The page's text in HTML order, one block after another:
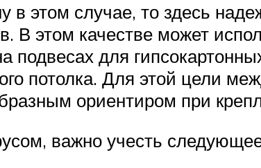
в этом случае, то здесь
этом качестве может
для
потолка. Для этой цели
ориентиром при
важно учесть